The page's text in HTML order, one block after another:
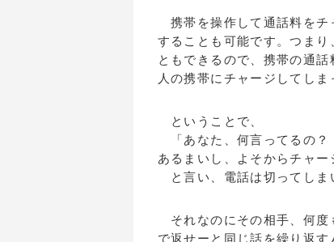
携帯を操作して通話料をチ
することも可能です。つま
ともできるので、携帯の通
人の携帯にチャージしてし
ということで、
「あなた、何言ってるの？
あるまいし、よそからチャー
と言い、電話は切ってしま
それなのにその相手、何度
で返せーと同じ話を繰り返